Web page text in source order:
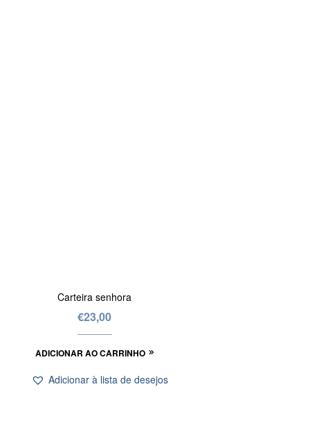
Carteira senhora
€23,00
ADICIONAR AO CARRINHO
Adicionar à lista de desejos